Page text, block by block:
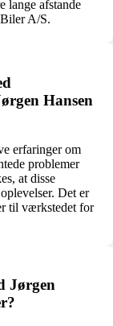
lange afstande
A/S.
Hansen
erfaringer om
problemer
at disse
Det er
til værkstedet for
Jørgen